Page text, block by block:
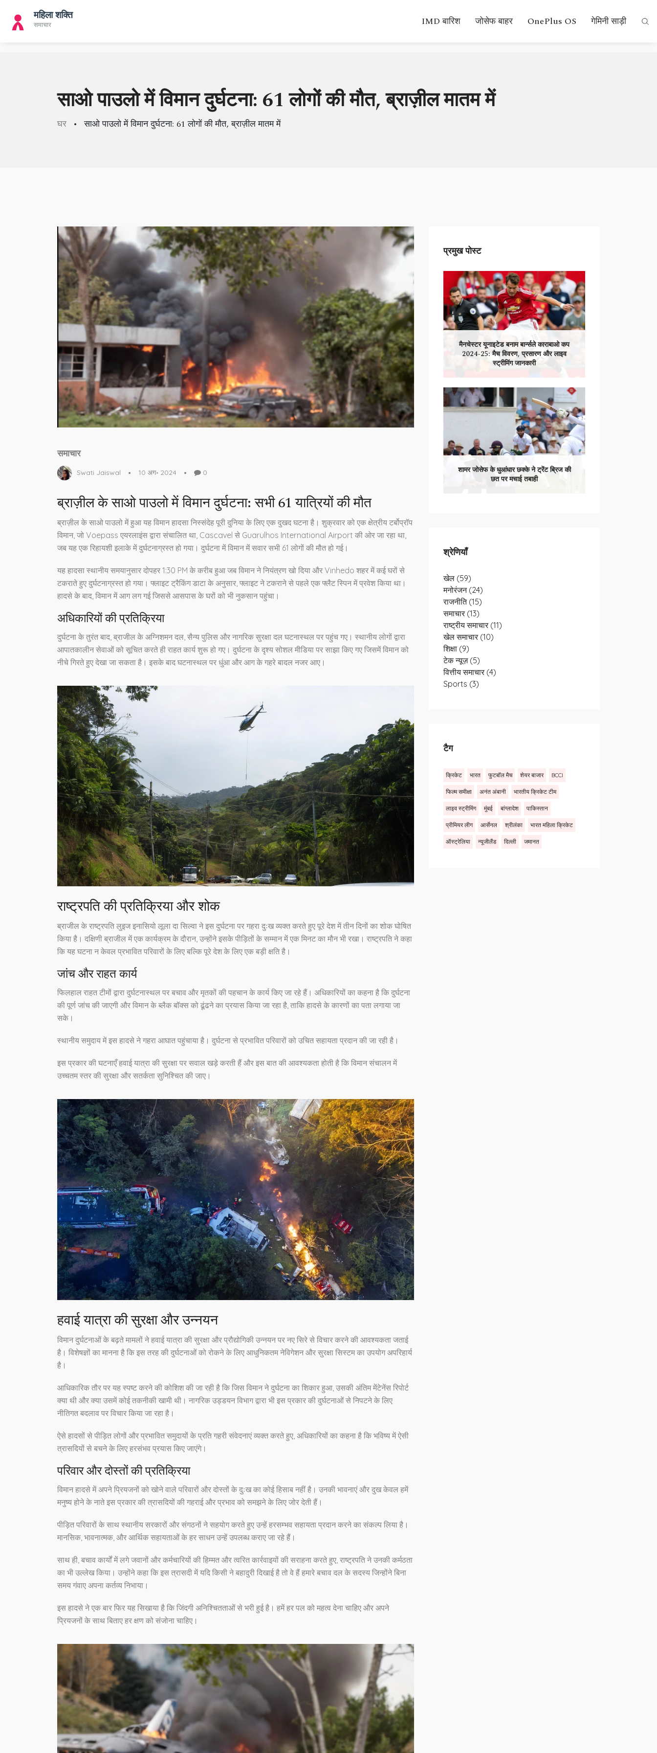
IMD बारिश जोसेफ बाहर OnePlus OS गेमिनी साड़ी
साओ पाउलो में विमान दुर्घटना: 61 लोगों की मौत, ब्राज़ील मातम में
घर साओ पाउलो में विमान दुर्घटना: 61 लोगों की मौत, ब्राज़ील मातम में
समाचार
Swati Jaiswal 10 अग॰ 2024 0
ब्राज़ील के साओ पाउलो में विमान दुर्घटना: सभी 61 यात्रियों की मौत
ब्राज़ील के साओ पाउलो में हुआ यह विमान हादसा निस्संदेह पूरी दुनिया के लिए एक दुखद घटना है। शुक्रवार को एक क्षेत्रीय टर्बोप्रॉप
विमान, जो Voepass एयरलाइंस द्वारा संचालित था, Cascavel से Guarulhos International Airport की ओर जा रहा था,
जब यह एक रिहायशी इलाके में दुर्घटनाग्रस्त हो गया। दुर्घटना में विमान में सवार सभी 61 लोगों की मौत हो गई।
यह हादसा स्थानीय समयानुसार दोपहर 1:30 PM के करीब हुआ जब विमान ने नियंत्रण खो दिया और Vinhedo शहर में कई घरों से
टकराते हुए दुर्घटनाग्रस्त हो गया। फ्लाइट ट्रैकिंग डाटा के अनुसार, फ्लाइट ने टकराने से पहले एक फ्लैट स्पिन में प्रवेश किया था।
हादसे के बाद, विमान में आग लग गई जिससे आसपास के घरों को भी नुकसान पहुंचा।
अधिकारियों की प्रतिक्रिया
दुर्घटना के तुरंत बाद, ब्राजील के अग्निशमन दल, सैन्य पुलिस और नागरिक सुरक्षा दल घटनास्थल पर पहुंच गए। स्थानीय लोगों द्वारा
आपातकालीन सेवाओं को सूचित करते ही राहत कार्य शुरू हो गए। दुर्घटना के दृश्य सोशल मीडिया पर साझा किए गए जिसमें विमान को
नीचे गिरते हुए देखा जा सकता है। इसके बाद घटनास्थल पर धुंआ और आग के गहरे बादल नजर आए।
राष्ट्रपति की प्रतिक्रिया और शोक
ब्राजील के राष्ट्रपति लुइज इनासियो लूला दा सिल्वा ने इस दुर्घटना पर गहरा दुःख व्यक्त करते हुए पूरे देश में तीन दिनों का शोक घोषित
किया है। दक्षिणी ब्राजील में एक कार्यक्रम के दौरान, उन्होंने इसके पीड़ितों के सम्मान में एक मिनट का मौन भी रखा। राष्ट्रपति ने कहा
कि यह घटना न केवल प्रभावित परिवारों के लिए बल्कि पूरे देश के लिए एक बड़ी क्षति है।
जांच और राहत कार्य
फिलहाल राहत टीमों द्वारा दुर्घटनास्थल पर बचाव और मृतकों की पहचान के कार्य किए जा रहे हैं। अधिकारियों का कहना है कि दुर्घटना
की पूर्ण जांच की जाएगी और विमान के ब्लैक बॉक्स को ढूंढने का प्रयास किया जा रहा है, ताकि हादसे के कारणों का पता लगाया जा
सके।
स्थानीय समुदाय में इस हादसे ने गहरा आघात पहुंचाया है। दुर्घटना से प्रभावित परिवारों को उचित सहायता प्रदान की जा रही है।
इस प्रकार की घटनाएँ हवाई यात्रा की सुरक्षा पर सवाल खड़े करती हैं और इस बात की आवश्यकता होती है कि विमान संचालन में
उच्चतम स्तर की सुरक्षा और सतर्कता सुनिश्चित की जाए।
हवाई यात्रा की सुरक्षा और उन्नयन
विमान दुर्घटनाओं के बढ़ते मामलों ने हवाई यात्रा की सुरक्षा और प्रौद्योगिकी उन्नयन पर नए सिरे से विचार करने की आवश्यकता जताई
है। विशेषज्ञों का मानना है कि इस तरह की दुर्घटनाओं को रोकने के लिए आधुनिकतम नेविगेशन और सुरक्षा सिस्टम का उपयोग अपरिहार्य
है।
आधिकारिक तौर पर यह स्पष्ट करने की कोशिश की जा रही है कि जिस विमान ने दुर्घटना का शिकार हुआ, उसकी अंतिम मेंटेनेंस रिपोर्ट
क्या थी और क्या उसमें कोई तकनीकी खामी थी। नागरिक उड्डयन विभाग द्वारा भी इस प्रकार की दुर्घटनाओं से निपटने के लिए
नीतिगत बदलाव पर विचार किया जा रहा है।
ऐसे हादसों से पीड़ित लोगों और प्रभावित समुदायों के प्रति गहरी संवेदनाएं व्यक्त करते हुए, अधिकारियों का कहना है कि भविष्य में ऐसी
त्रासदियों से बचने के लिए हरसंभव प्रयास किए जाएंगे।
परिवार और दोस्तों की प्रतिक्रिया
विमान हादसे में अपने प्रियजनों को खोने वाले परिवारों और दोस्तों के दुःख का कोई हिसाब नहीं है। उनकी भावनाएं और दुख केवल हमें
मनुष्य होने के नाते इस प्रकार की त्रासदियों की गहराई और प्रभाव को समझने के लिए जोर देती हैं।
पीड़ित परिवारों के साथ स्थानीय सरकारों और संगठनों ने सहयोग करते हुए उन्हें हरसम्भव सहायता प्रदान करने का संकल्प लिया है।
मानसिक, भावनात्मक, और आर्थिक सहायताओं के हर साधन उन्हें उपलब्ध कराए जा रहे हैं।
साथ ही, बचाव कार्यों में लगे जवानों और कर्मचारियों की हिम्मत और त्वरित कार्रवाइयों की सराहना करते हुए, राष्ट्रपति ने उनकी कर्मठता
का भी उल्लेख किया। उन्होंने कहा कि इस त्रासदी में यदि किसी ने बहादुरी दिखाई है तो वे हैं हमारे बचाव दल के सदस्य जिन्होंने बिना
समय गंवाए अपना कर्तव्य निभाया।
इस हादसे ने एक बार फिर यह सिखाया है कि जिंदगी अनिश्चितताओं से भरी हुई है। हमें हर पल को महत्व देना चाहिए और अपने
प्रियजनों के साथ बिताए हर क्षण को संजोना चाहिए।
प्रमुख पोस्ट
मैनचेस्टर यूनाइटेड बनाम बार्न्सले काराबाओ कप
2024-25: मैच विवरण, प्रसारण और लाइव
स्ट्रीमिंग जानकारी
शामर जोसेफ के धुआंधार छक्के ने ट्रेंट ब्रिज की
छत पर मचाई तबाही
श्रेणियाँ
खेल (59)
मनोरंजन (24)
राजनीति (15)
समाचार (13)
राष्ट्रीय समाचार (11)
खेल समाचार (10)
शिक्षा (9)
टेक न्यूज़ (5)
वित्तीय समाचार (4)
Sports (3)
टैग
क्रिकेट भारत फुटबॉल मैच शेयर बाजार BCCI
फिल्म समीक्षा अनंत अंबानी भारतीय क्रिकेट टीम
लाइव स्ट्रीमिंग मुंबई बांग्लादेश पाकिस्तान
प्रीमियर लीग आर्सेनल श्रीलंका भारत महिला क्रिकेट
ऑस्ट्रेलिया न्यूजीलैंड दिल्ली जमानत